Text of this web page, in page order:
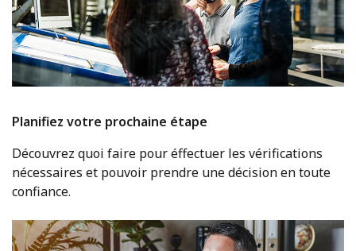
Planifiez votre prochaine étape
Découvrez quoi faire pour éffectuer les vérifications
nécessaires et pouvoir prendre une décision en toute
confiance.